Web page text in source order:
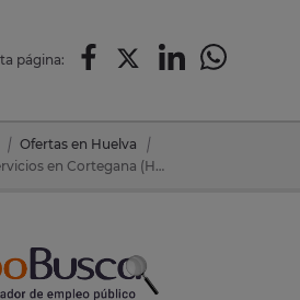
página:
Ofertas en Huelva
Oposiciones de Personal Servicios en Cortegana (Huelva)